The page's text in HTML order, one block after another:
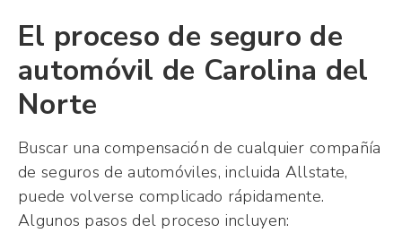
El proceso de seguro de
automóvil de Carolina del
Norte
Buscar una compensación de cualquier compañía
de seguros de automóviles, incluida Allstate,
puede volverse complicado rápidamente.
Algunos pasos del proceso incluyen: